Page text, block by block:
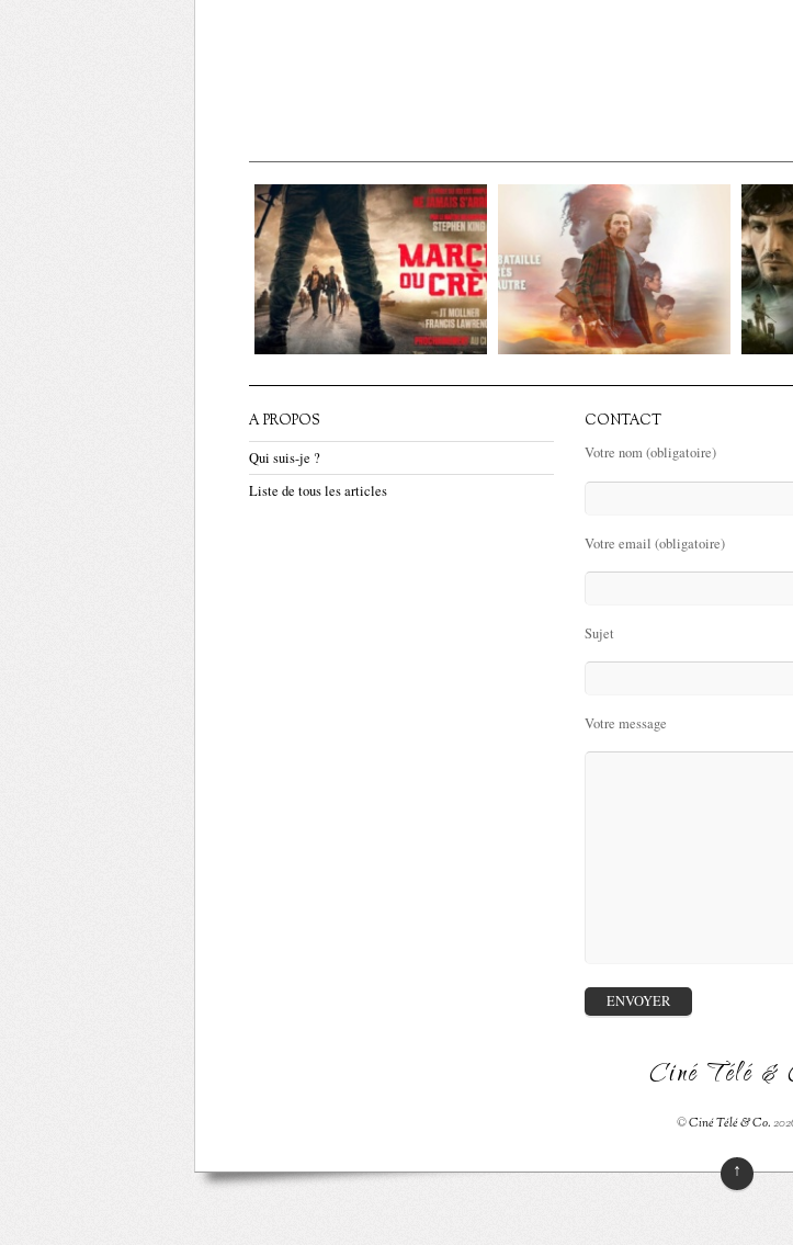
A PROPOS
Qui suis-je ?
Liste de tous les articles
CONTACT
Votre nom (obligatoire)
Votre email (obligatoire)
Sujet
Votre message
Ciné Télé &
©Ciné Télé & Co.
↑